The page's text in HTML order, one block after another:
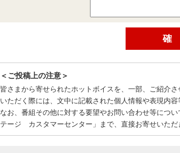
＜ご投稿上の注意＞
皆さまから寄せられたホットボイスを、一部、ご紹介
いただく際には、文中に記載された個人情報や表現内
なお、番組その他に対する要望やお問い合わせ等につ
テージ カスタマーセンター」まで、直接お寄せいただ